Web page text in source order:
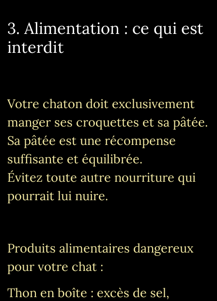
3. Alimentation : ce qui est
interdit
Votre chaton doit exclusivement
manger ses croquettes et sa pâtée.
Sa pâtée est une récompense
suffisante et équilibrée.
Évitez toute autre nourriture qui
pourrait lui nuire.
Produits alimentaires dangereux
pour votre chat :
Thon en boîte : excès de sel,